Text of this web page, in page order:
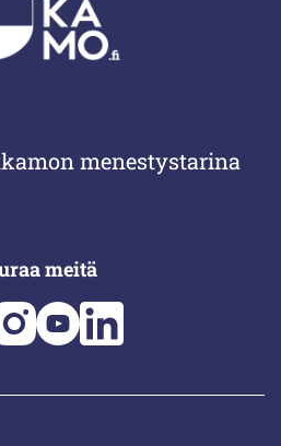
menestystarina
meitä